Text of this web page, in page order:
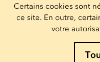
Certains cookies sont
ce site. En outre,
votre